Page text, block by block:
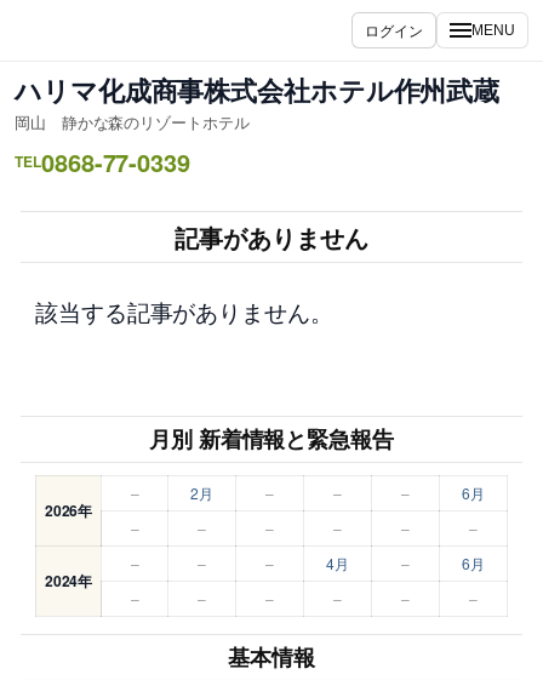
ス
キ
ッ
ログイン MENU
ハリマ化成商事株式会社ホテル作州武蔵
岡山 静かな森のリゾートホテル
TEL0868-77-0339
記事がありません
該当する記事がありません。
月別 新着情報と緊急報告
2026年
– 2月 – – –
6月
–
– – – – –
2024年
– – – 4月 –
6月
–
– – – – –
基本情報